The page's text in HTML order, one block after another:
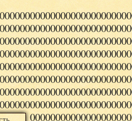
00000000000000000000